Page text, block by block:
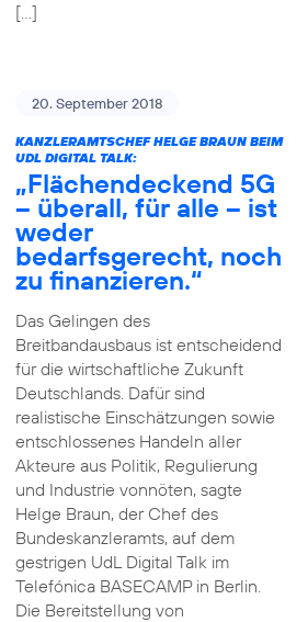
[…]
20. September 2018
KANZLERAMTSCHEF HELGE BRAUN BEIM
UDL DIGITAL TALK:
„Flächendeckend 5G
– überall, für alle – ist
weder
bedarfsgerecht, noch
zu finanzieren.“
Das Gelingen des
Breitbandausbaus ist entscheidend
für die wirtschaftliche Zukunft
Deutschlands. Dafür sind
realistische Einschätzungen sowie
entschlossenes Handeln aller
Akteure aus Politik, Regulierung
und Industrie vonnöten, sagte
Helge Braun, der Chef des
Bundeskanzleramts, auf dem
gestrigen UdL Digital Talk im
Telefónica BASECAMP in Berlin.
Die Bereitstellung von